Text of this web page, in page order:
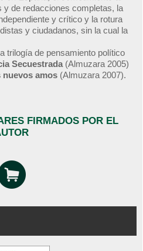
y de redacciones completas, la
y crítico y la rotura
y ciudadanos, sin la cual la
trilogía de pensamiento político
Secuestrada (Almuzara 2005)
amos (Almuzara 2007).
FIRMADOS POR EL